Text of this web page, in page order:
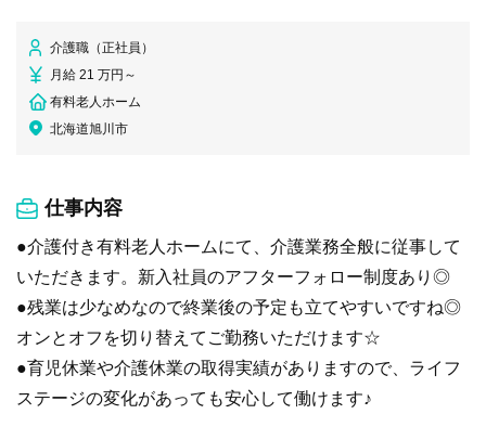
介護職（正社員）
月給 21 万円～
有料老人ホーム
北海道旭川市
仕事内容
●介護付き有料老人ホームにて、介護業務全般に従事して
いただきます。新入社員のアフターフォロー制度あり◎
●残業は少なめなので終業後の予定も立てやすいですね◎
オンとオフを切り替えてご勤務いただけます☆
●育児休業や介護休業の取得実績がありますので、ライフ
ステージの変化があっても安心して働けます♪